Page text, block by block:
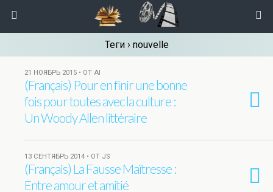
Теги › nouvelle
21 НОЯБРЬ 2015 • ОТ AI
(Français) Pour en finir une bonne
fois pour toutes avec la culture :
Un Woody Allen littéraire
13 СЕНТЯБРЬ 2014 • ОТ JS
(Français) La Fausse Maîtresse :
Entre amour et amitié